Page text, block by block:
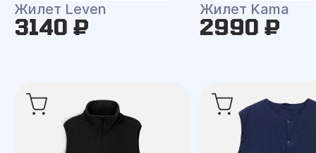
Жилет Leven
3140 ₽
Жилет Kama
2990 ₽